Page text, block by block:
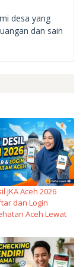
desa yang
dan sain
JKA Aceh 2026
dan Login
Aceh Lewat